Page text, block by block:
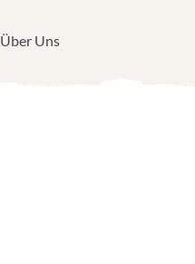
Über Uns